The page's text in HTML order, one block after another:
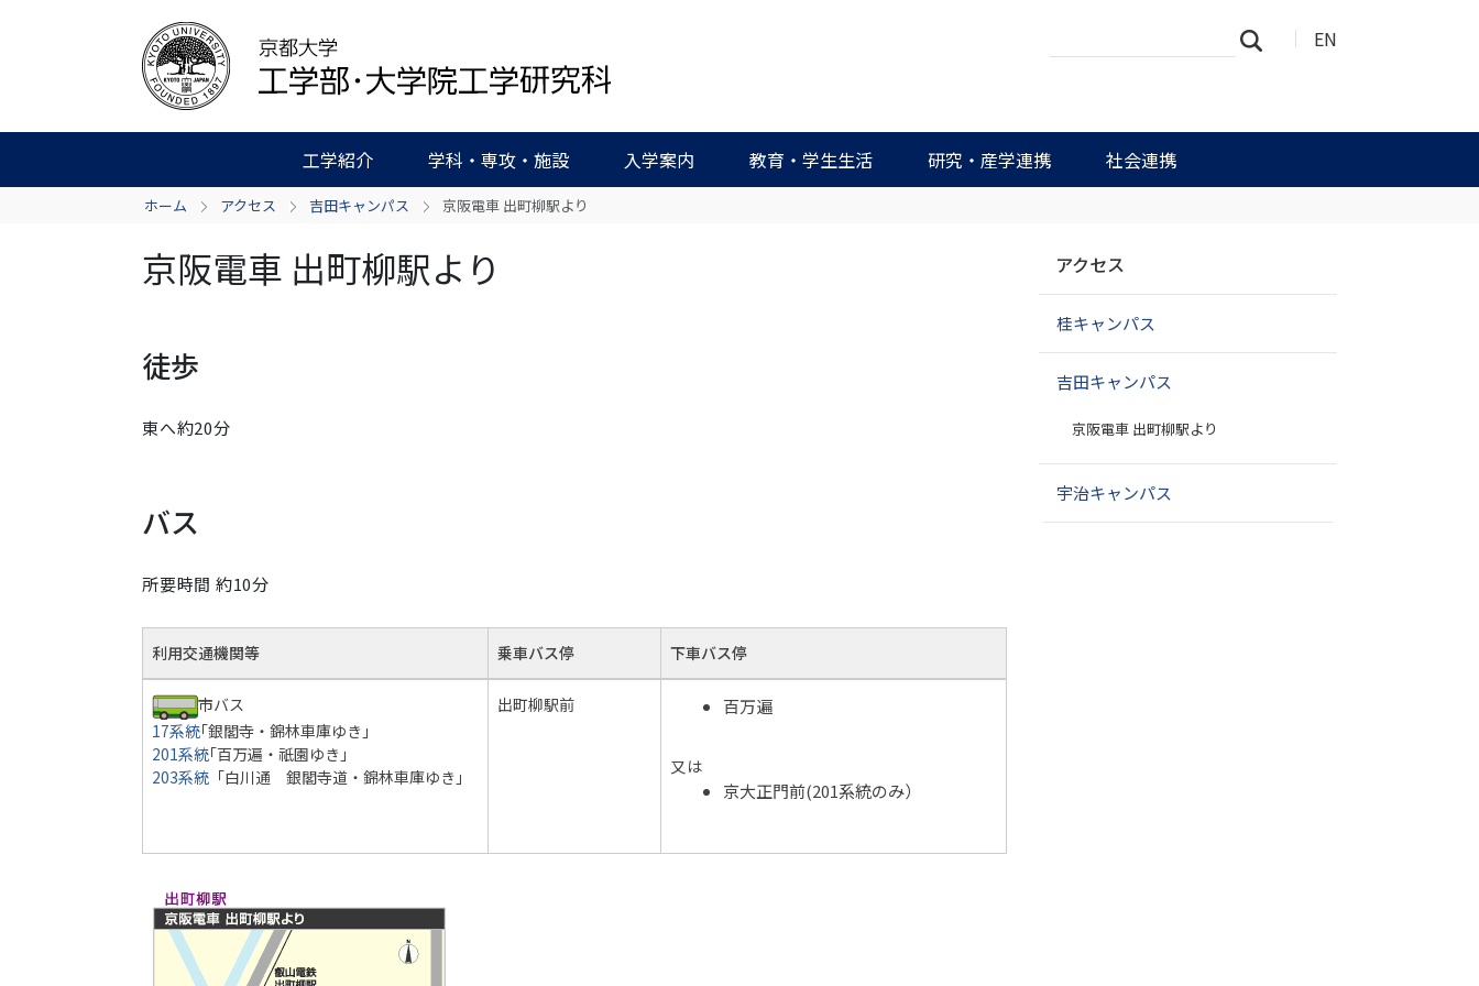
EN
工学紹介 学科・専攻・施設 入学案内 教育・学生生活 研究・産学連携 社会連携
イ
細
ホーム アクセス 吉田キャンパス 京阪電車 出町柳駅より
京阪電車 出町柳駅より
徒歩
東へ約20分
バス
所要時間 約10分
利用交通機関等 乗車バス停 下車バス停
市バス
17系統｢銀閣寺・錦林車庫ゆき」
201系統｢百万遍・祇園ゆき」
203系統 「白川通 銀閣寺道・錦林車庫ゆき」
出町柳駅前 百万遍
又は
京大正門前(201系統のみ）
ゲ
シ
アクセス
桂キャンパス
吉田キャンパス
京阪電車 出町柳駅より
宇治キャンパス